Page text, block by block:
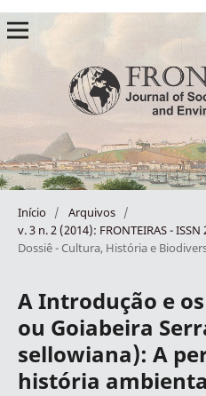
Início / Arquivos /
v. 3 n. 2 (2014): FRONTEIRAS - ISSN
Dossiê - Cultura, História e
A Introdução e
ou Goiabeira
sellowiana): A
história